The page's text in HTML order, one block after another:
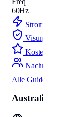
60Hz
Strom
Visum
Kosten
Nachnamen
Alle Guides
Australien